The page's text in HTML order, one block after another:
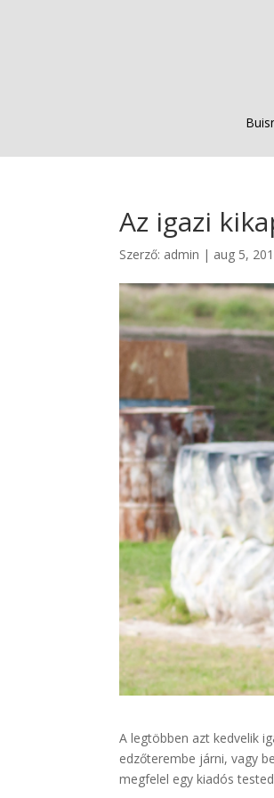
Az igazi
Szerző: admin | aug 5,
A legtöbben azt kedvelik
edzőterembe járni, vagy
megfelel egy kiadós